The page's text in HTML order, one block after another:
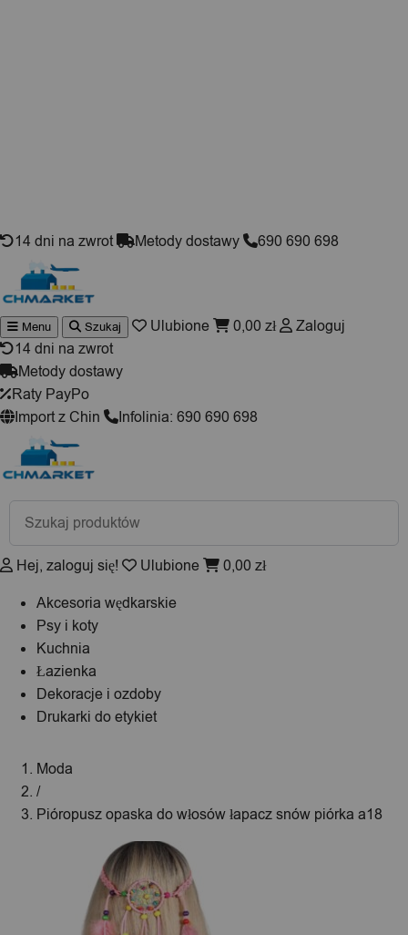
14 dni na zwrot Metody dostawy 690 690 698
Wyszukiwarka
produktów
Menu Szukaj Ulubione 0,00 zł
Zaloguj
14 dni na zwrot
Metody dostawy
Raty PayPo
Import z Chin
Infolinia: 690 690 698
Wyszukiwarka
produktów
Hej, zaloguj się! Ulubione 0,00 zł
Akcesoria wędkarskie
Psy i koty
Kuchnia
Łazienka
Dekoracje i ozdoby
Drukarki do etykiet
Moda
/
Pióropusz opaska do włosów łapacz snów piórka a18